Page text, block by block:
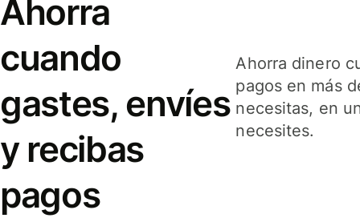
Ahorra
cuando
gastes, envíes
y recibas
pagos
Ahorra dinero
pagos en más
necesitas, en
necesites.